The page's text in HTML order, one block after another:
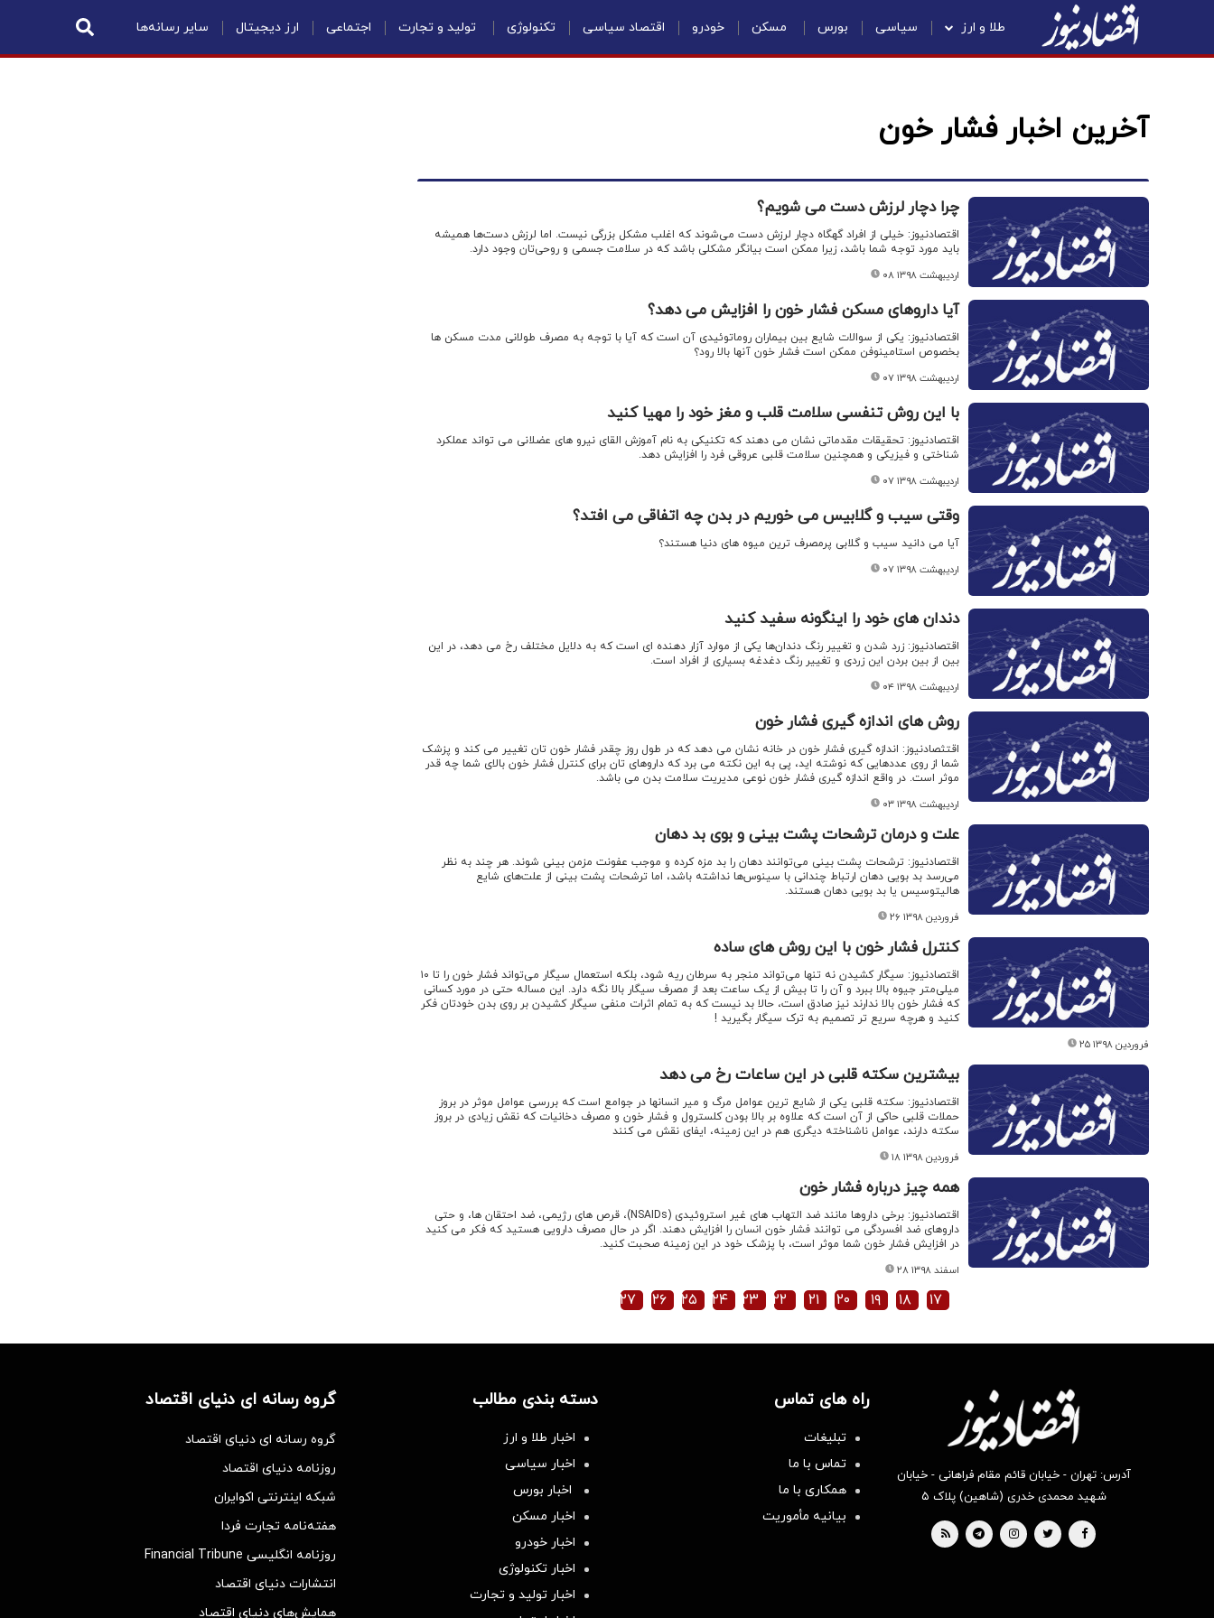
طلا و ارز سیاسی بورس مسکن خودرو اقتصاد سیاسی تکنولوژی تولید و تجارت اجتماعی ارز دیجیتال سایر رسانه‌ها
آخرین اخبار فشار خون
چرا دچار لرزش دست می شویم؟
اقتصادنیوز: خیلی از افراد گهگاه دچار لرزش دست می‌شوند که اغلب مشکل بزرگی نیست. اما لرزش دست‌ها همیشه
باید مورد توجه شما باشد، زیرا ممکن است بیانگر مشکلی باشد که در سلامت جسمی و روحی‌تان وجود دارد.
۰۸ اردیبهشت ۱۳۹۸
آیا داروهای مسکن فشار خون را افزایش می دهد؟
اقتصادنیوز: یکی از سوالات شایع بین بیماران روماتوئیدی آن است که آیا با توجه به مصرف طولانی مدت مسکن ها
بخصوص استامینوفن ممکن است فشار خون آنها بالا رود؟
۰۷ اردیبهشت ۱۳۹۸
با این روش تنفسی سلامت قلب و مغز خود را مهیا کنید
اقتصادنیوز: تحقیقات مقدماتی نشان می دهند که تکنیکی به نام آموزش القای نیرو های عضلانی می تواند عملکرد
شناختی و فیزیکی و همچنین سلامت قلبی عروقی فرد را افزایش دهد.
۰۷ اردیبهشت ۱۳۹۸
وقتی سیب و گلابیس می خوریم در بدن چه اتفاقی می افتد؟
آیا می دانید سیب و گلابی پرمصرف ترین میوه های دنیا هستند؟
۰۷ اردیبهشت ۱۳۹۸
دندان های خود را اینگونه سفید کنید
اقتصادنیوز: زرد شدن و تغییر رنگ دندان‌ها یکی از موارد آزار دهنده ای است که به دلایل مختلف رخ می دهد، در این
بین از بین بردن این زردی‌ و تغییر رنگ دغدغه بسیاری از افراد است.
۰۴ اردیبهشت ۱۳۹۸
روش های اندازه گیری فشار خون
اقتثصادنیوز: اندازه گیری فشار خون در خانه نشان می دهد که در طول روز چقدر فشار خون تان تغییر می کند و پزشک
شما از روی عددهایی که نوشته اید، پی به این نکته می برد که داروهای تان برای کنترل فشار خون بالای شما چه قدر
موثر است. در واقع اندازه گیری فشار خون نوعی مدیریت سلامت بدن می باشد.
۰۳ اردیبهشت ۱۳۹۸
علت و درمان ترشحات پشت بینی و بوی بد دهان
اقتصادنیوز: ترشحات پشت بینی می‌توانند دهان را بد مزه کرده و موجب عفونت مزمن بینی شوند. هر چند به نظر
می‌رسد بد بویی دهان ارتباط چندانی با سینوس‌ها نداشته باشد، اما ترشحات پشت بینی از علت‌های شایع
هالیتوسیس یا بد بویی دهان هستند.
۲۶ فروردین ۱۳۹۸
کنترل فشار خون با این روش های ساده
اقتصادنیوز: سیگار کشیدن نه تنها می‌تواند منجر به سرطان ریه شود، بلکه استعمال سیگار می‌تواند فشار خون را تا ۱۰
میلی‌متر جیوه بالا ببرد و آن را تا بیش از یک ساعت بعد از مصرف سیگار بالا نگه دارد. این مساله حتی در مورد کسانی
که فشار خون بالا ندارند نیز صادق است، حالا بد نیست که به تمام اثرات منفی سیگار کشیدن بر روی بدن خودتان فکر
کنید و هرچه سریع تر تصمیم به ترک سیگار بگیرید !
۲۵ فروردین ۱۳۹۸
بیشترین سکته قلبی در این ساعات رخ می دهد
اقتصادنیوز: سکته قلبی یکی از شایع ترین عوامل مرگ و میر انسانها در جوامع است که بررسی عوامل موثر در بروز
حملات قلبی حاکی از آن است که علاوه بر بالا بودن کلسترول و فشار خون و مصرف دخانیات که نقش زیادی در بروز
سکته دارند، عوامل ناشناخته دیگری هم در این زمینه، ایفای نقش می کنند
۱۸ فروردین ۱۳۹۸
همه چیز درباره فشار خون
اقتصادنیوز: برخی داروها مانند ضد التهاب های غیر استروئیدی (NSAIDs)، قرص های رژیمی، ضد احتقان ها، و حتی
داروهای ضد افسردگی می توانند فشار خون انسان را افزایش دهند. اگر در حال مصرف دارویی هستید که فکر می کنید
در افزایش فشار خون شما موثر است، با پزشک خود در این زمینه صحبت کنید.
۲۸ اسفند ۱۳۹۸
۱۷ ۱۸ ۱۹ ۲۰ ۲۱ ۲۲ ۲۳ ۲۴ ۲۵ ۲۶ ۲۷
آدرس: تهران - خیابان قائم مقام فراهانی - خیابان
شهید محمدی خدری (شاهین) پلاک ۵
راه های تماس
تبلیغات
تماس با ما
همکاری با ما
بیانیه مأموریت
دسته بندی مطالب
اخبار طلا و ارز
اخبار سیاسی
اخبار بورس
اخبار مسکن
اخبار خودرو
اخبار تکنولوژی
اخبار تولید و تجارت
گروه رسانه ای دنیای اقتصاد
گروه رسانه ای دنیای اقتصاد
روزنامه دنیای اقتصاد
شبکه اینترنتی اکوایران
هفته‌نامه تجارت فردا
روزنامه انگلیسی Financial Tribune
انتشارات دنیای اقتصاد
همایش‌های دنیای اقتصاد